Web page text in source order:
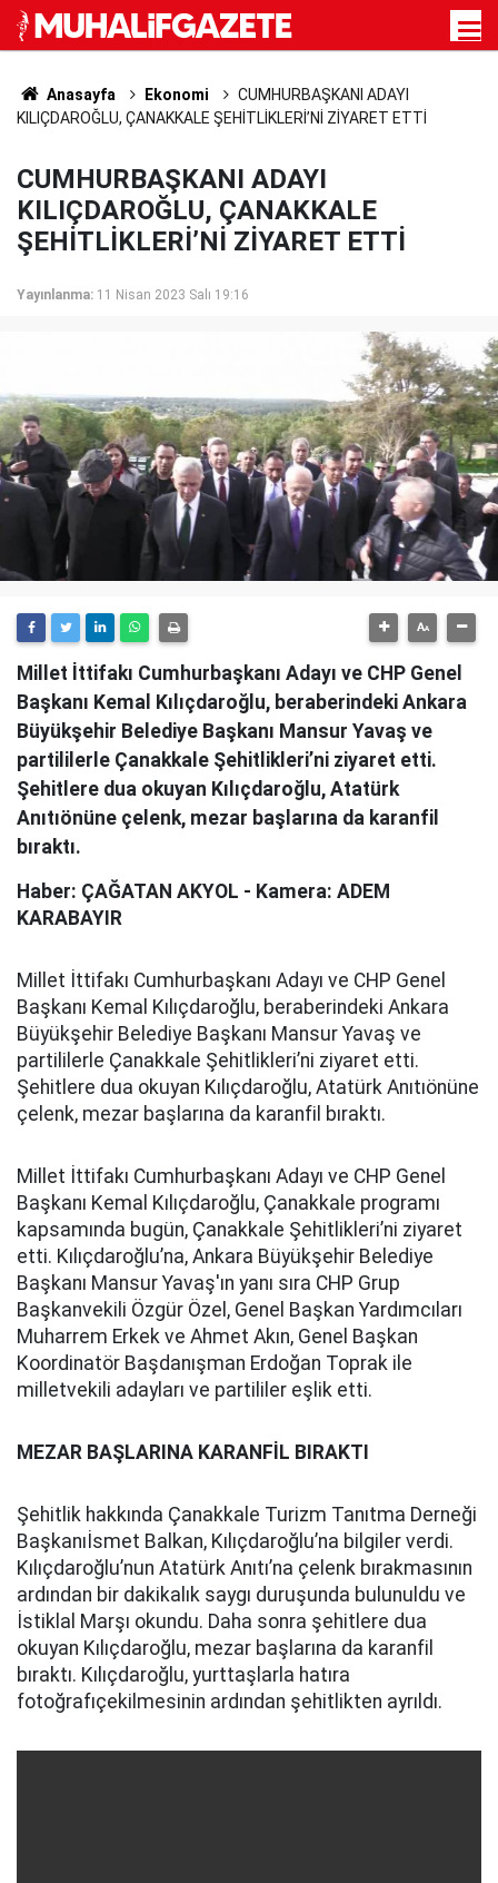
Anasayfa Ekonomi
CUMHURBAŞKANI ADAYI
KILIÇDAROĞLU, ÇANAKKALE ŞEHİTLİKLERİ’Nİ ZİYARET ETTİ
CUMHURBAŞKANI ADAYI
KILIÇDAROĞLU, ÇANAKKALE
ŞEHİTLİKLERİ’Nİ ZİYARET ETTİ
Yayınlanma: 11 Nisan 2023 Salı 19:16
Millet İttifakı Cumhurbaşkanı Adayı ve CHP Genel
Başkanı Kemal Kılıçdaroğlu, beraberindeki Ankara
Büyükşehir Belediye Başkanı Mansur Yavaş ve
partililerle Çanakkale Şehitlikleri’ni ziyaret etti.
Şehitlere dua okuyan Kılıçdaroğlu, Atatürk
Anıtıönüne çelenk, mezar başlarına da karanfil
bıraktı.
Haber: ÇAĞATAN AKYOL - Kamera: ADEM
KARABAYIR
Millet İttifakı Cumhurbaşkanı Adayı ve CHP Genel
Başkanı Kemal Kılıçdaroğlu, beraberindeki Ankara
Büyükşehir Belediye Başkanı Mansur Yavaş ve
partililerle Çanakkale Şehitlikleri’ni ziyaret etti.
Şehitlere dua okuyan Kılıçdaroğlu, Atatürk Anıtıönüne
çelenk, mezar başlarına da karanfil bıraktı.
Millet İttifakı Cumhurbaşkanı Adayı ve CHP Genel
Başkanı Kemal Kılıçdaroğlu, Çanakkale programı
kapsamında bugün, Çanakkale Şehitlikleri’ni ziyaret
etti. Kılıçdaroğlu’na, Ankara Büyükşehir Belediye
Başkanı Mansur Yavaş'ın yanı sıra CHP Grup
Başkanvekili Özgür Özel, Genel Başkan Yardımcıları
Muharrem Erkek ve Ahmet Akın, Genel Başkan
Koordinatör Başdanışman Erdoğan Toprak ile
milletvekili adayları ve partililer eşlik etti.
MEZAR BAŞLARINA KARANFİL BIRAKTI
Şehitlik hakkında Çanakkale Turizm Tanıtma Derneği
Başkanıİsmet Balkan, Kılıçdaroğlu’na bilgiler verdi.
Kılıçdaroğlu’nun Atatürk Anıtı’na çelenk bırakmasının
ardından bir dakikalık saygı duruşunda bulunuldu ve
İstiklal Marşı okundu. Daha sonra şehitlere dua
okuyan Kılıçdaroğlu, mezar başlarına da karanfil
bıraktı. Kılıçdaroğlu, yurttaşlarla hatıra
fotoğrafıçekilmesinin ardından şehitlikten ayrıldı.